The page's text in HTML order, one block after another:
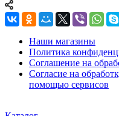
Наши магазины
Политика
Соглашение на
Согласие на
помощью сервисов